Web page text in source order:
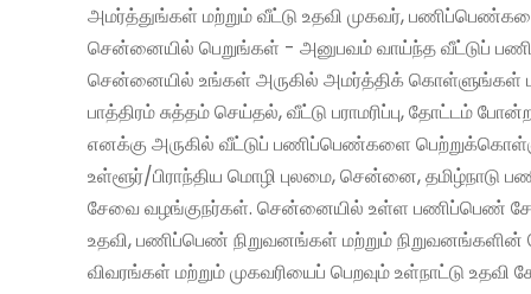
அமர்த்துங்கள் மற்றும் வீட்டு உதவி முகவர்,
சென்னையில் பெறுங்கள் - அனுபவம் வாய்ந்த வீட்டுப்
சென்னையில் உங்கள் அருகில் அமர்த்திக் கொள்ளுங்கள்
பாத்திரம் சுத்தம் செய்தல், வீட்டு பராமரிப்பு, தோட்டம்
எனக்கு அருகில் வீட்டுப் பணிப்பெண்களை
உள்ளூர்/பிராந்திய மொழி புலமை, சென்னை, தமிழ்நாடு
சேவை வழங்குநர்கள். சென்னையில் உள்ள பணிப்பெண்
உதவி, பணிப்பெண் நிறுவனங்கள் மற்றும் நிறுவனங்களின்
விவரங்கள் மற்றும் முகவரியைப் பெறவும் உள்நாட்டு உதவி